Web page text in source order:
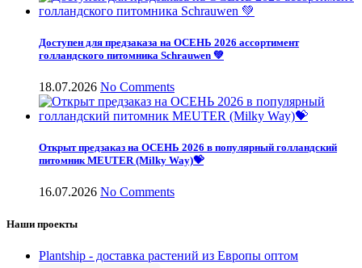
Доступен для предзаказа на ОСЕНЬ 2026 ассортимент
голландского питомника Schrauwen 💚
18.07.2026 No Comments
Открыт предзаказ на ОСЕНЬ 2026 в популярный голландский
питомник MEUTER (Milky Way)💝
16.07.2026 No Comments
Наши проекты
Plantship - доставка растений из Европы оптом